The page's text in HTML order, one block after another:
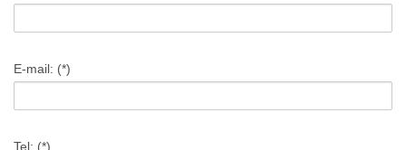
E-mail: (*)
Tel: (*)